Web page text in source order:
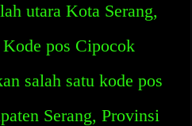
utara Kota Serang,
pos Cipocok
salah satu kode pos
Serang, Provinsi